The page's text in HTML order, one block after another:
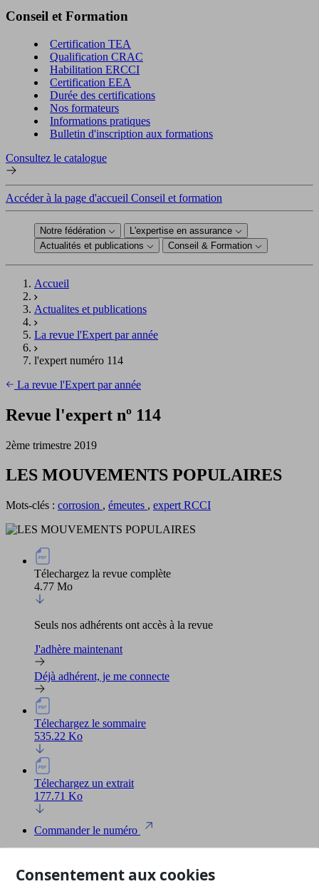
Conseil et Formation
Certification TEA
Qualification CRAC
Habilitation ERCCI
Certification EEA
Durée des certifications
Nos formateurs
Informations pratiques
Bulletin d'inscription aux formations
Consultez le catalogue
Accéder à la page d'accueil Conseil et formation
Notre fédération
L'expertise en assurance
Actualités et publications
Conseil & Formation
Accueil
Actualites et publications
La revue l'Expert par année
l'expert numéro 114
La revue l'Expert par année
Revue l'expert nº 114
2ème trimestre 2019
LES MOUVEMENTS POPULAIRES
Mots-clés : corrosion , émeutes , expert RCCI
Télechargez la revue complète
4.77 Mo
Seuls nos adhérents ont accès à la revue
J'adhère maintenant
Déjà adhérent, je me connecte
Télechargez le sommaire
535.22 Ko
Télechargez un extrait
177.71 Ko
Commander le numéro
Consentement aux cookies